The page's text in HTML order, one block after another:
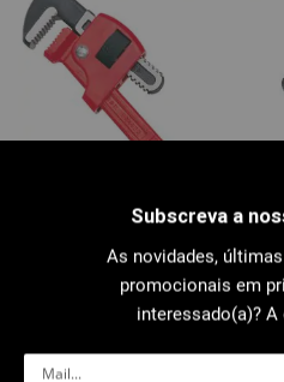
0125 : Chave Stillson De Aço
Subscreva a
As novidades,
promocionais em
interessado(a)?